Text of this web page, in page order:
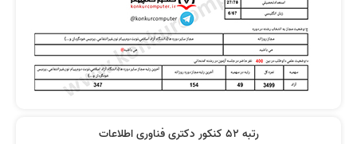
رتبه 52 کنکور دکتری فناوری اطلاعات